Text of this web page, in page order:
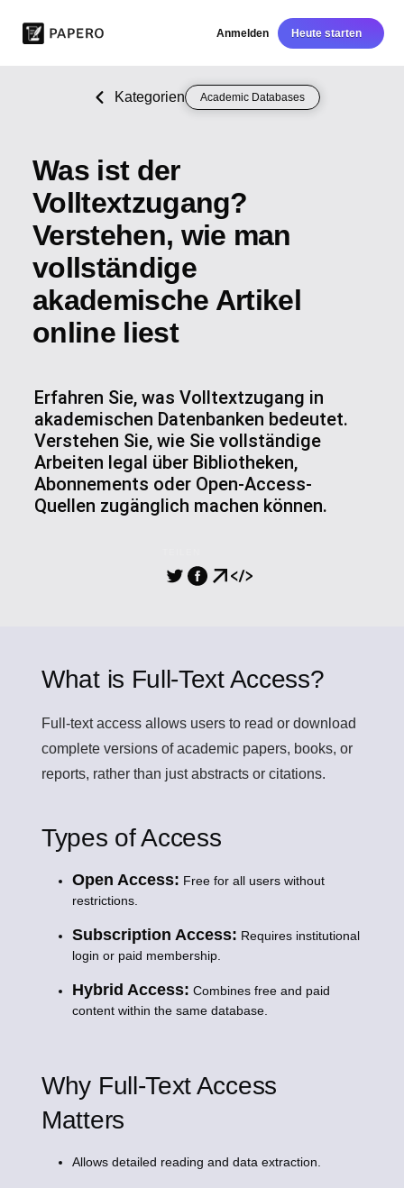
Anmelden Heute starten
Kategorien Academic Databases
Was ist der
Volltextzugang?
Verstehen, wie man
vollständige
akademische Artikel
online liest
Erfahren Sie, was Volltextzugang in
akademischen Datenbanken bedeutet.
Verstehen Sie, wie Sie vollständige
Arbeiten legal über Bibliotheken,
Abonnements oder Open-Access-
Quellen zugänglich machen können.
What is Full-Text Access?
Full-text access allows users to read or download
complete versions of academic papers, books, or
reports, rather than just abstracts or citations.
Types of Access
Open Access: Free for all users without
restrictions.
Subscription Access: Requires institutional
login or paid membership.
Hybrid Access: Combines free and paid
content within the same database.
Why Full-Text Access
Matters
Allows detailed reading and data extraction.